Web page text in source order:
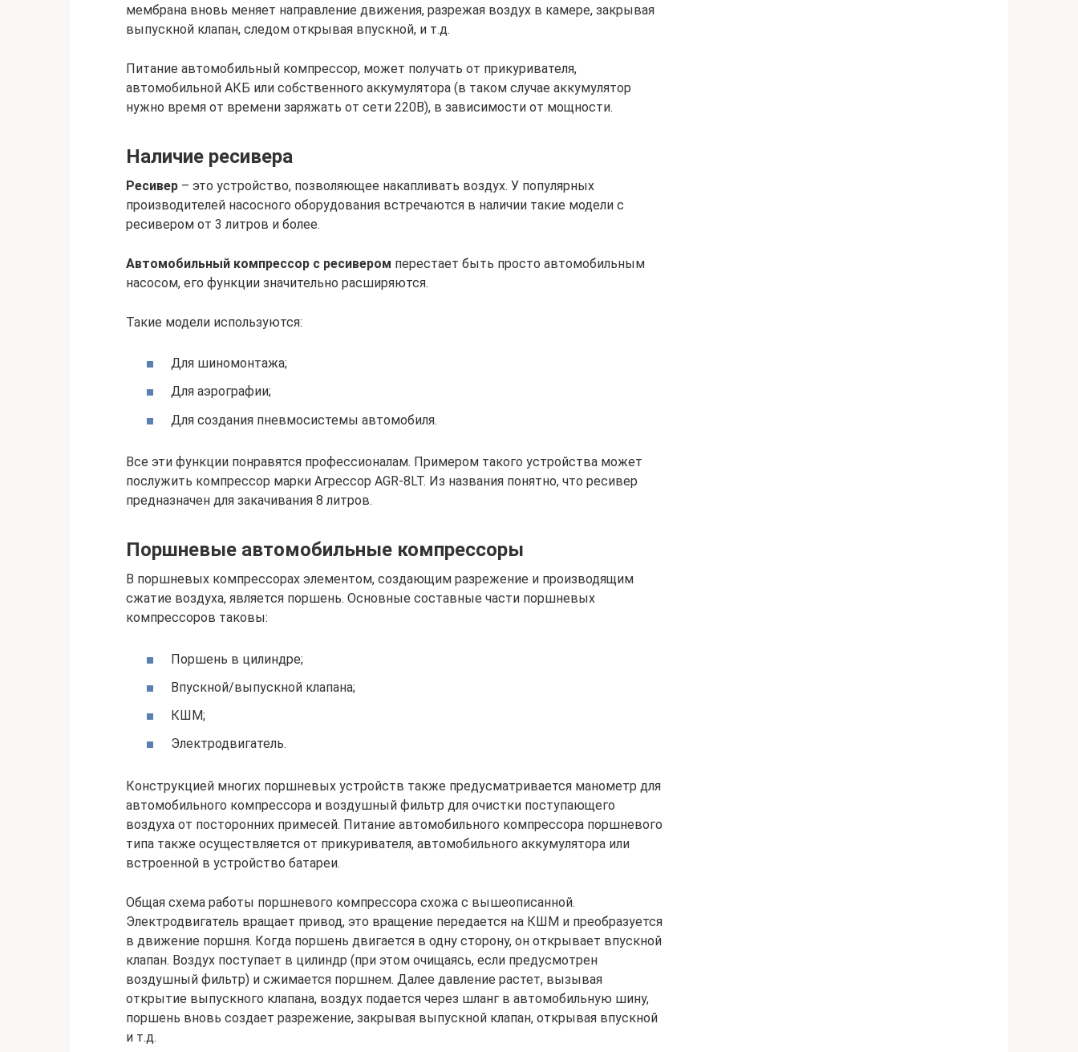
мембрана вновь меняет направление движения, разрежая воздух в камере, закрывая
выпускной клапан, следом открывая впускной, и т.д.
Питание автомобильный компрессор, может получать от прикуривателя,
автомобильной АКБ или собственного аккумулятора (в таком случае аккумулятор
нужно время от времени заряжать от сети 220В), в зависимости от мощности.
Наличие ресивера
Ресивер – это устройство, позволяющее накапливать воздух. У популярных
производителей насосного оборудования встречаются в наличии такие модели с
ресивером от 3 литров и более.
Автомобильный компрессор с ресивером перестает быть просто автомобильным
насосом, его функции значительно расширяются.
Такие модели используются:
Для шиномонтажа;
Для аэрографии;
Для создания пневмосистемы автомобиля.
Все эти функции понравятся профессионалам. Примером такого устройства может
послужить компрессор марки Агрессор AGR-8LT. Из названия понятно, что ресивер
предназначен для закачивания 8 литров.
Поршневые автомобильные компрессоры
В поршневых компрессорах элементом, создающим разрежение и производящим
сжатие воздуха, является поршень. Основные составные части поршневых
компрессоров таковы:
Поршень в цилиндре;
Впускной/выпускной клапана;
КШМ;
Электродвигатель.
Конструкцией многих поршневых устройств также предусматривается манометр для
автомобильного компрессора и воздушный фильтр для очистки поступающего
воздуха от посторонних примесей. Питание автомобильного компрессора поршневого
типа также осуществляется от прикуривателя, автомобильного аккумулятора или
встроенной в устройство батареи.
Общая схема работы поршневого компрессора схожа с вышеописанной.
Электродвигатель вращает привод, это вращение передается на КШМ и преобразуется
в движение поршня. Когда поршень двигается в одну сторону, он открывает впускной
клапан. Воздух поступает в цилиндр (при этом очищаясь, если предусмотрен
воздушный фильтр) и сжимается поршнем. Далее давление растет, вызывая
открытие выпускного клапана, воздух подается через шланг в автомобильную шину,
поршень вновь создает разрежение, закрывая выпускной клапан, открывая впускной
и т.д.